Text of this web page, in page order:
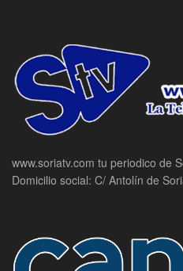
www.soriatv.com tu periodico de
Domicilio social: C/ Antolín de